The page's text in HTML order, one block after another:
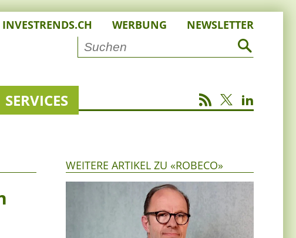
WERBUNG NEWSLETTER
SERVICES
WEITERE ARTIKEL ZU «ROBECO»